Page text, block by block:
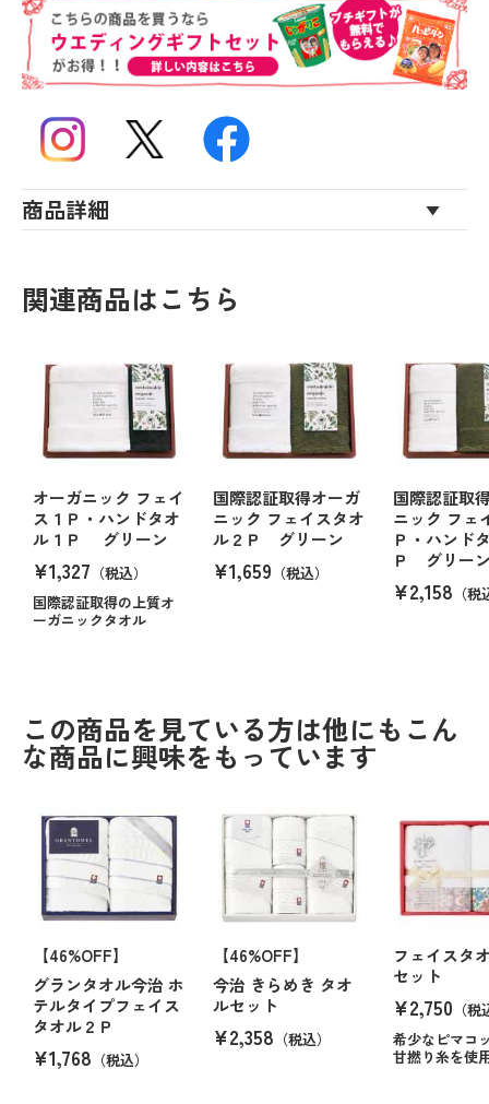
商品詳細
関連商品はこちら
オーガニック フェイ
ス１Ｐ・ハンドタオ
ル１Ｐ グリーン
¥1,327 （税込）
国際認証取得の上質オ
ーガニックタオル
国際認証取得オーガ
ニック フェイスタオ
ル２Ｐ グリーン
¥1,659 （税込）
国際認証取
ニック フェ
Ｐ・ハンド
Ｐ グリー
¥2,158 （
この商品を見ている方は他にもこん
な商品に興味をもっています
【46%OFF】
グランタオル今治 ホ
テルタイプフェイス
タオル２Ｐ
¥1,768 （税込）
【46%OFF】
今治 きらめき タオ
ルセット
¥2,358 （税込）
フェイスタ
セット
¥2,750 （
希少なピマコ
甘撚り糸を使